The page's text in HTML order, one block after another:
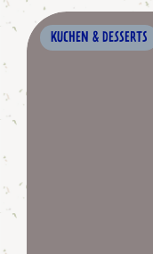
KUCHEN & DESSERTS